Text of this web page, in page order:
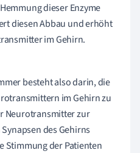
dieser Enzyme
diesen Abbau und erhöht
im Gehirn.
besteht also darin, die
im Gehirn zu
Neurotransmitter zur
des Gehirns
Stimmung der Patienten